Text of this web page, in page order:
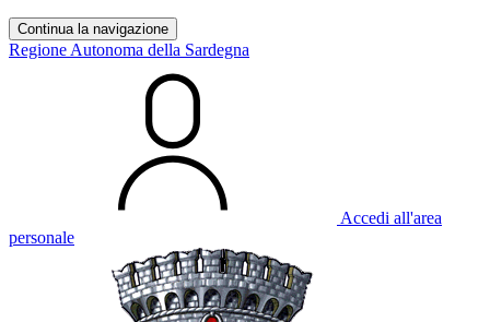
Continua la navigazione
Regione Autonoma della Sardegna
Accedi all'area
personale